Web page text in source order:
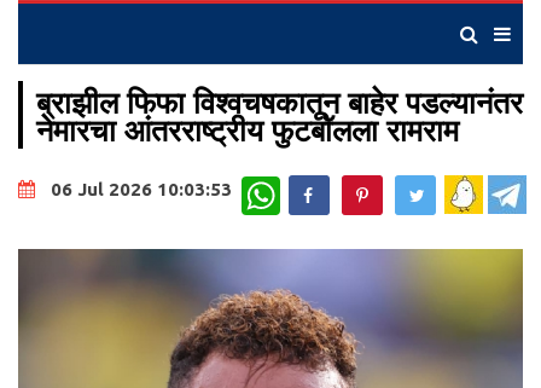
ब्राझील फिफा विश्वचषकातून बाहेर पडल्यानंतर
नेमारचा आंतरराष्ट्रीय फुटबॉलला रामराम
06 Jul 2026 10:03:53 WhatsApp